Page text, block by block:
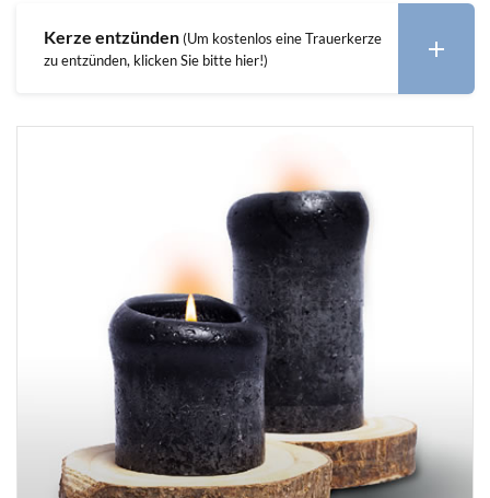
Kerze entzünden (Um kostenlos eine Trauerkerze
zu entzünden, klicken Sie bitte hier!)